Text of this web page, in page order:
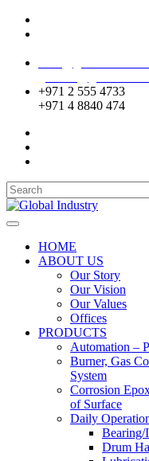
+971 2 555 4733
+971 4 8840 474
HOME
ABOUT US
Our Story
Our Vision
Our Values
Offices
PRODUCTS
Automation –
Burner, Gas
System
Corrosion
of Surface
Daily
Bearing/
Drum